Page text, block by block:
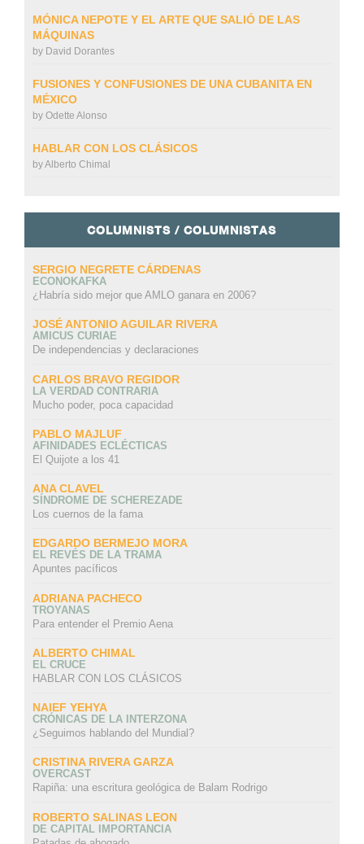
MÓNICA NEPOTE Y EL ARTE QUE SALIÓ DE LAS
MÁQUINAS
by David Dorantes
FUSIONES Y CONFUSIONES DE UNA CUBANITA EN
MÉXICO
by Odette Alonso
HABLAR CON LOS CLÁSICOS
byAlberto Chimal
COLUMNISTS / COLUMNISTAS
SERGIO NEGRETE CÁRDENAS
ECONOKAFKA
¿Habría sido mejor que AMLO ganara en 2006?
JOSÉ ANTONIO AGUILAR RIVERA
AMICUS CURIAE
De independencias y declaraciones
CARLOS BRAVO REGIDOR
LA VERDAD CONTRARIA
Mucho poder, poca capacidad
PABLO MAJLUF
AFINIDADES ECLÉCTICAS
El Quijote a los 41
ANA CLAVEL
SÍNDROME DE SCHEREZADE
Los cuernos de la fama
EDGARDO BERMEJO MORA
EL REVÉS DE LA TRAMA
Apuntes pacíficos
ADRIANA PACHECO
TROYANAS
Para entender el Premio Aena
ALBERTO CHIMAL
EL CRUCE
HABLAR CON LOS CLÁSICOS
NAIEF YEHYA
CRÓNICAS DE LA INTERZONA
¿Seguimos hablando del Mundial?
CRISTINA RIVERA GARZA
OVERCAST
Rapiña: una escritura geológica de Balam Rodrigo
ROBERTO SALINAS LEON
DE CAPITAL IMPORTANCIA